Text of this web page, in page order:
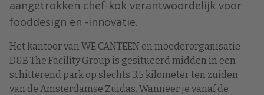
aangetrokken chef-kok verantwoordelijk voor
fooddesign en -innovatie.
Het kantoor van WE CANTEEN en moederorganisatie
D&B The Facility Group is gesitueerd midden in een
schitterend park op slechts 3,5 kilometer ten zuiden
van de Amsterdamse Zuidas. Wanneer je vanaf de